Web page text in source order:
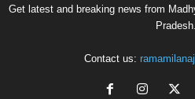
Get latest and breaking news from
Pradesh.
Contact us: